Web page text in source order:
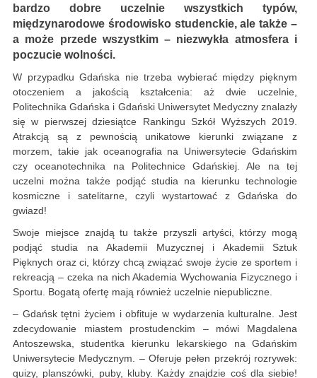
bardzo dobre uczelnie wszystkich typów,
międzynarodowe środowisko studenckie, ale także –
a może przede wszystkim – niezwykła atmosfera i
poczucie wolności.
W przypadku Gdańska nie trzeba wybierać między pięknym
otoczeniem a jakością kształcenia: aż dwie uczelnie,
Politechnika Gdańska i Gdański Uniwersytet Medyczny znalazły
się w pierwszej dziesiątce Rankingu Szkół Wyższych 2019.
Atrakcją są z pewnością unikatowe kierunki związane z
morzem, takie jak oceanografia na Uniwersytecie Gdańskim
czy oceanotechnika na Politechnice Gdańskiej. Ale na tej
uczelni można także podjąć studia na kierunku technologie
kosmiczne i satelitarne, czyli wystartować z Gdańska do
gwiazd!
Swoje miejsce znajdą tu także przyszli artyści, którzy mogą
podjąć studia na Akademii Muzycznej i Akademii Sztuk
Pięknych oraz ci, którzy chcą związać swoje życie ze sportem i
rekreacją – czeka na nich Akademia Wychowania Fizycznego i
Sportu. Bogatą ofertę mają również uczelnie niepubliczne.
– Gdańsk tętni życiem i obfituje w wydarzenia kulturalne. Jest
zdecydowanie miastem prostudenckim – mówi Magdalena
Antoszewska, studentka kierunku lekarskiego na Gdańskim
Uniwersytecie Medycznym. – Oferuje pełen przekrój rozrywek:
quizy, planszówki, puby, kluby. Każdy znajdzie coś dla siebie!